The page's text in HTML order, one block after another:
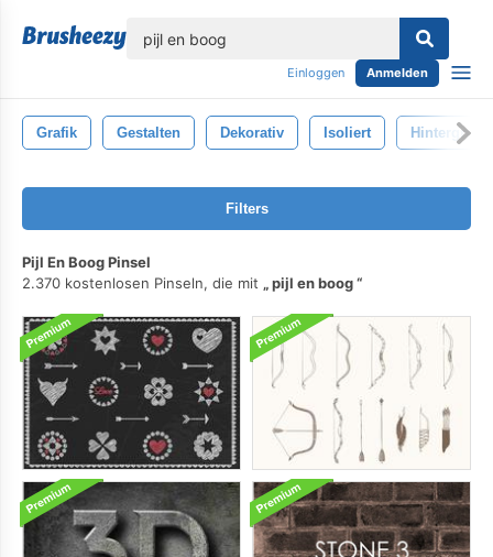
Einloggen Anmelden
Grafik Gestalten Dekorativ Isoliert Hintergrund
Filters
Pijl En Boog Pinsel
2.370 kostenlosen Pinseln, die mit
pijl en boog